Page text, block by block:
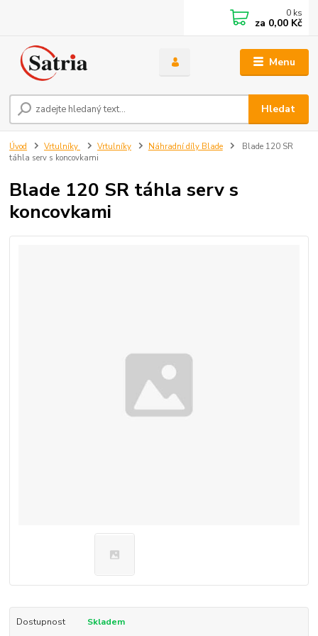
Menu
Hledat
0 ks
za 0,00 Kč
Úvod Vrtulníky Vrtulníky Náhradní díly Blade
Blade 120 SR
táhla serv s koncovkami
Blade 120 SR táhla serv s
koncovkami
Dostupnost Skladem